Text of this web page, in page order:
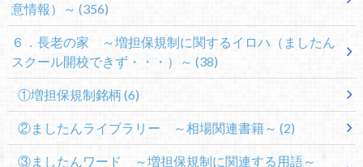
意情報）～ (356)
６．長老の家 ～増担保規制に関するイロハ（ましたん
スクール開校できず・・・）～ (38)
①増担保規制銘柄 (6)
②ましたんライブラリー ～相場関連書籍～ (2)
③ましたんワード ～増担保規制に関連する用語～